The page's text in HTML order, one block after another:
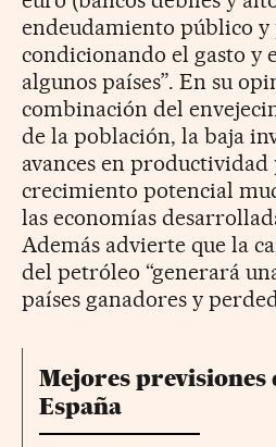
endeudamiento público y
condicionando el gasto y
algunos países”. En su
combinación del
de la población, la baja
avances en
crecimiento potencial
las economías
Además advierte que la
del petróleo “generará
países ganadores y
Mejores previsiones
España